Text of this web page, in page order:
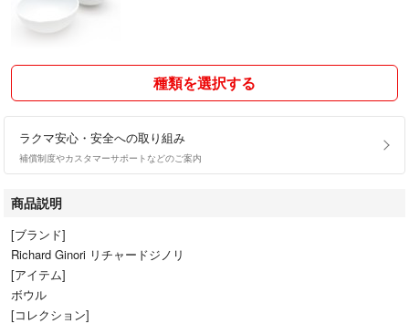
種類を選択する
ラクマ安心・安全への取り組み
補償制度やカスタマーサポートなどのご案内
商品説明
[ブランド]
Richard Ginori リチャードジノリ
[アイテム]
ボウル
[コレクション]